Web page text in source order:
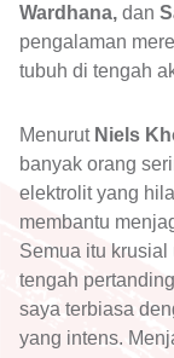
Wardhana, dan
pengalaman
tubuh di tengah
Menurut Niels
banyak orang
elektrolit yang
membantu
Semua itu krusial
tengah
saya terbiasa
yang intens.